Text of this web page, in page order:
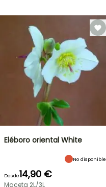
Eléboro oriental White
No disponible
Desde14,90 €
Maceta 2L/3L